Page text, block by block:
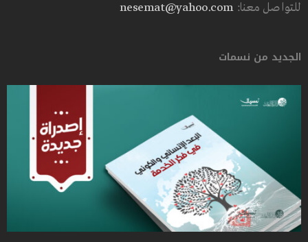
للتواصل معنا:nesemat@yahoo.com
الجديد من نسمات